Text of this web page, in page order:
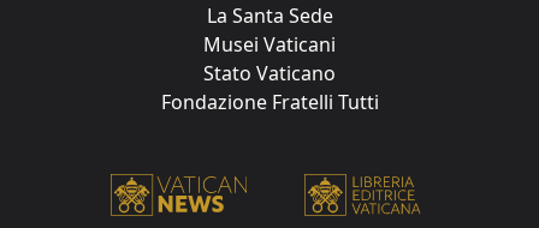
La Santa Sede
Musei Vaticani
Stato Vaticano
Fondazione Fratelli Tutti